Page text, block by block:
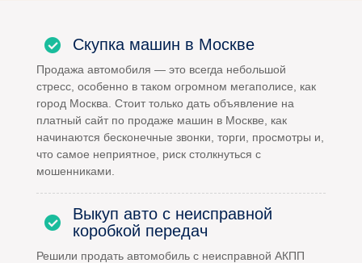
Скупка машин в Москве
Продажа автомобиля — это всегда небольшой
стресс, особенно в таком огромном мегаполисе, как
город Москва. Стоит только дать объявление на
платный сайт по продаже машин в Москве, как
начинаются бесконечные звонки, торги, просмотры и,
что самое неприятное, риск столкнуться с
мошенниками.
Выкуп авто с неисправной
коробкой передач
Решили продать автомобиль с неисправной АКПП